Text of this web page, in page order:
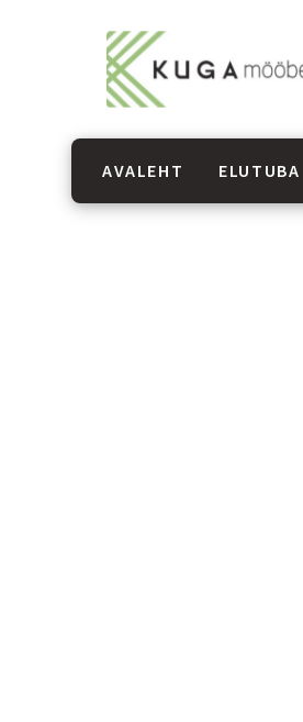
AVALEHT ELUTUBA